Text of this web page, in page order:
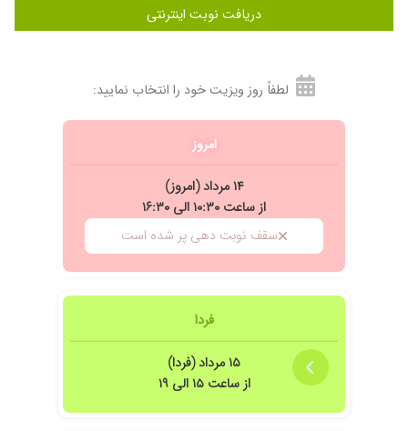
دریافت نوبت اینترنتی
لطفاً روز ویزیت خود را انتخاب نمایید:
امروز
۱۴ مرداد (امروز)
از ساعت ۱۰:۳۰ الی ۱۶:۳۰
سقف نوبت دهی پر شده است
فردا
۱۵ مرداد (فردا)
از ساعت ۱۵ الی ۱۹